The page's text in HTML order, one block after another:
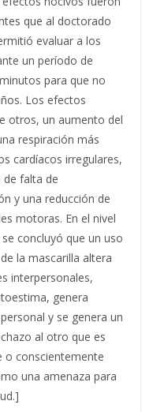
que al doctorado
evaluar a los
un período de
para que no
Los efectos
otros, un aumento del
respiración más
cardíacos irregulares,
falta de
y una reducción de
motoras. En el nivel
concluyó que un uso
la mascarilla altera
interpersonales,
genera
y se genera un
al otro que es
o conscientemente
una amenaza para